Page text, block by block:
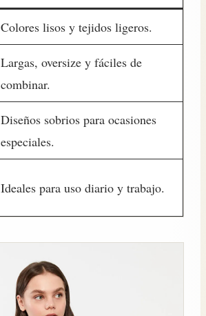
Colores lisos y tejidos ligeros.
Largas, oversize y fáciles de
combinar.
Diseños sobrios para ocasiones
especiales.
Ideales para uso diario y trabajo.